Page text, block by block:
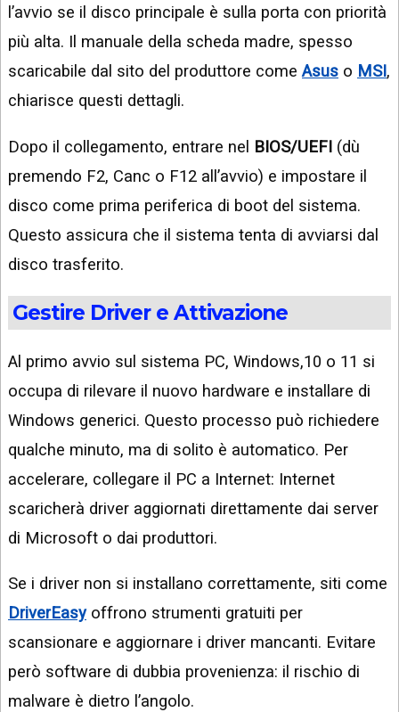
l’avvio se il disco principale è sulla porta con priorità
più alta. Il manuale della scheda madre, spesso
scaricabile dal sito del produttore come Asus o MSI,
chiarisce questi dettagli.
Dopo il collegamento, entrare nel BIOS/UEFI (dù
premendo F2, Canc o F12 all’avvio) e impostare il
disco come prima periferica di boot del sistema.
Questo assicura che il sistema tenta di avviarsi dal
disco trasferito.
Gestire Driver e Attivazione
Al primo avvio sul sistema PC, Windows,10 o 11 si
occupa di rilevare il nuovo hardware e installare di
Windows generici. Questo processo può richiedere
qualche minuto, ma di solito è automatico. Per
accelerare, collegare il PC a Internet: Internet
scaricherà driver aggiornati direttamente dai server
di Microsoft o dai produttori.
Se i driver non si installano correttamente, siti come
DriverEasyoffrono strumenti gratuiti per
scansionare e aggiornare i driver mancanti. Evitare
però software di dubbia provenienza: il rischio di
malware è dietro l’angolo.